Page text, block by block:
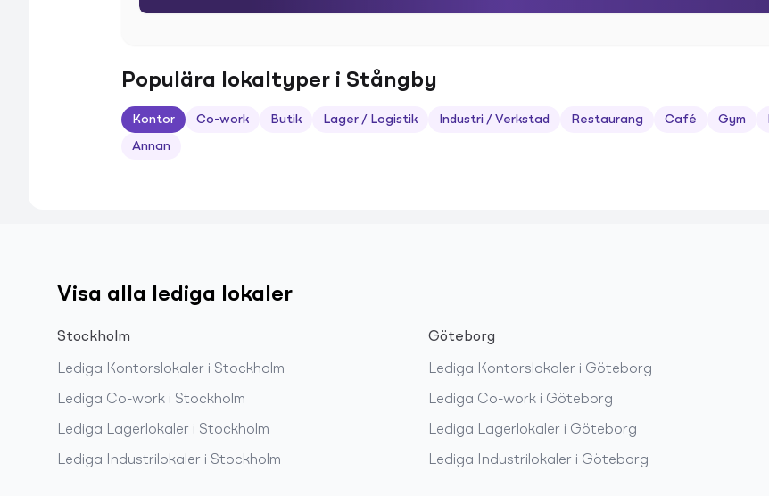
Populära lokaltyper i Stångby
Kontor Co-work Butik Lager / Logistik Industri / Verkstad Restaurang Café Gym
Annan
Visa alla lediga lokaler
Stockholm
Lediga Kontorslokaler i Stockholm
Lediga Co-work i Stockholm
Lediga Lagerlokaler i Stockholm
Lediga Industrilokaler i Stockholm
Göteborg
Lediga Kontorslokaler i Göteborg
Lediga Co-work i Göteborg
Lediga Lagerlokaler i Göteborg
Lediga Industrilokaler i Göteborg